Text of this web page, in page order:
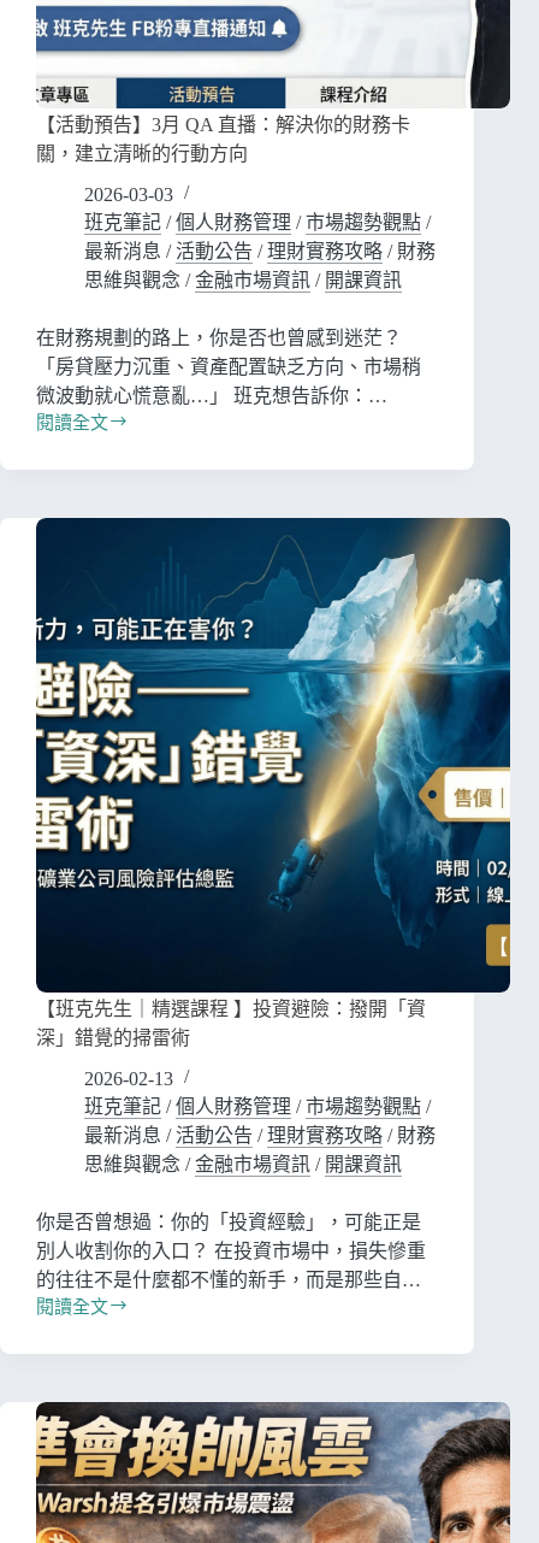
【活動預告】3月 QA 直播：解決你的財務卡
關，建立清晰的行動方向
2026-03-03
班克筆記 /個人財務管理 /市場趨勢觀點 /
最新消息 / 活動公告 / 理財實務攻略 / 財務
思維與觀念 /金融市場資訊 / 開課資訊
在財務規劃的路上，你是否也曾感到迷茫？
「房貸壓力沉重、資產配置缺乏方向、市場稍
微波動就心慌意亂…」 班克想告訴你：…
閱讀全文
【班克先生｜精選課程 】投資避險：撥開「資
深」錯覺的掃雷術
2026-02-13
班克筆記 /個人財務管理 /市場趨勢觀點 /
最新消息 / 活動公告 / 理財實務攻略 / 財務
思維與觀念 /金融市場資訊 / 開課資訊
你是否曾想過：你的「投資經驗」，可能正是
別人收割你的入口？ 在投資市場中，損失慘重
的往往不是什麼都不懂的新手，而是那些自…
閱讀全文